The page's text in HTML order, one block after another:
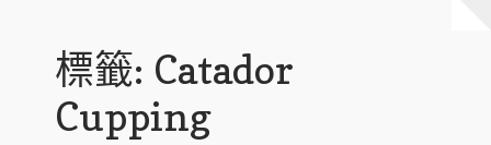
阿里山藝伎
阿里山紫葉
標籤: Catador
Cupping